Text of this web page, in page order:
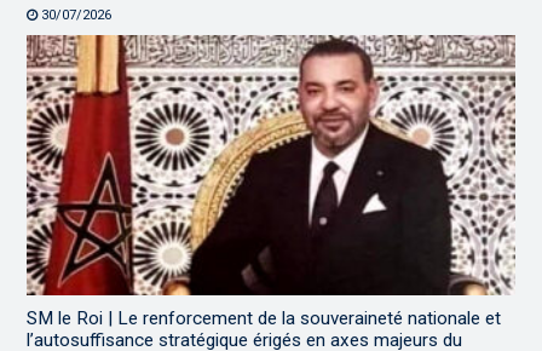
30/07/2026
SM le Roi | Le renforcement de la souveraineté nationale et
l’autosuffisance stratégique érigés en axes majeurs du